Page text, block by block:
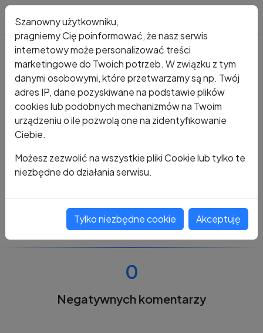
Kto dzwonił? Numer +48 604 885 904
+48 604 885 904
0
Negatywnych komentarzy
Szanowny użytkowniku,
pragniemy Cię poinformować, że nasz serwis
internetowy może personalizować treści
marketingowe do Twoich potrzeb. W związku z tym
danymi osobowymi, które przetwarzamy są np. Twój
adres IP, dane pozyskiwane na podstawie plików
cookies lub podobnych mechanizmów na Twoim
urządzeniu o ile pozwolą one na zidentyfikowanie
Ciebie.
Możesz zezwolić na wszystkie pliki Cookie lub tylko te
niezbędne do działania serwisu.
Tylko niezbędne cookie Akceptuję